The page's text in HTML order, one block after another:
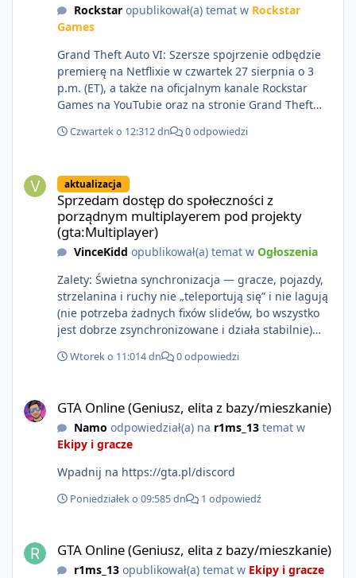
Rockstaropublikował(a) temat w Rockstar
Games
Grand Theft Auto VI: Szersze spojrzenie odbędzie
premierę na Netflixie w czwartek 27 sierpnia o 3
p.m. (ET), a także na oficjalnym kanale Rockstar
Games na YouTubie oraz na stronie Grand Theft
https://netflix.com/GTAVI Grand Theft Auto VI
https://www.rockstargames.com/VI.
Czwartek o 12:312 dn 0 odpowiedzi
aktualizacja
Sprzedam dostęp do społeczności z
porządnym multiplayerem pod projekty
(gta:Multiplayer)
VinceKidd opublikował(a) temat w Ogłoszenia
Zalety: Świetna synchronizacja — gracze, pojazdy,
strzelanina i ruchy nie „teleportują się” i nie lagują
(nie potrzeba żadnych fixów slide’ów, bo wszystko
jest dobrze zsynchronizowane i działa stabilnie)
poziomie multiplayera Wygodne pisanie własnych
Kontakt: Discord — vincekidd Telegram —
xvincekidd Wideo demonstracyjne:
https://youtu.be/8IrdoG8iFz4
Wtorek o 11:014 dn 0 odpowiedzi
GTA Online (Geniusz, elita z bazy/mieszkanie)
Namo odpowiedział(a) na r1ms_13temat w
Ekipy i gracze
Wpadnij na https://gta.pl/discord
Poniedziałek o 09:585 dn 1 odpowiedź
GTA Online (Geniusz, elita z bazy/mieszkanie)
r1ms_13opublikował(a) temat w Ekipy i gracze